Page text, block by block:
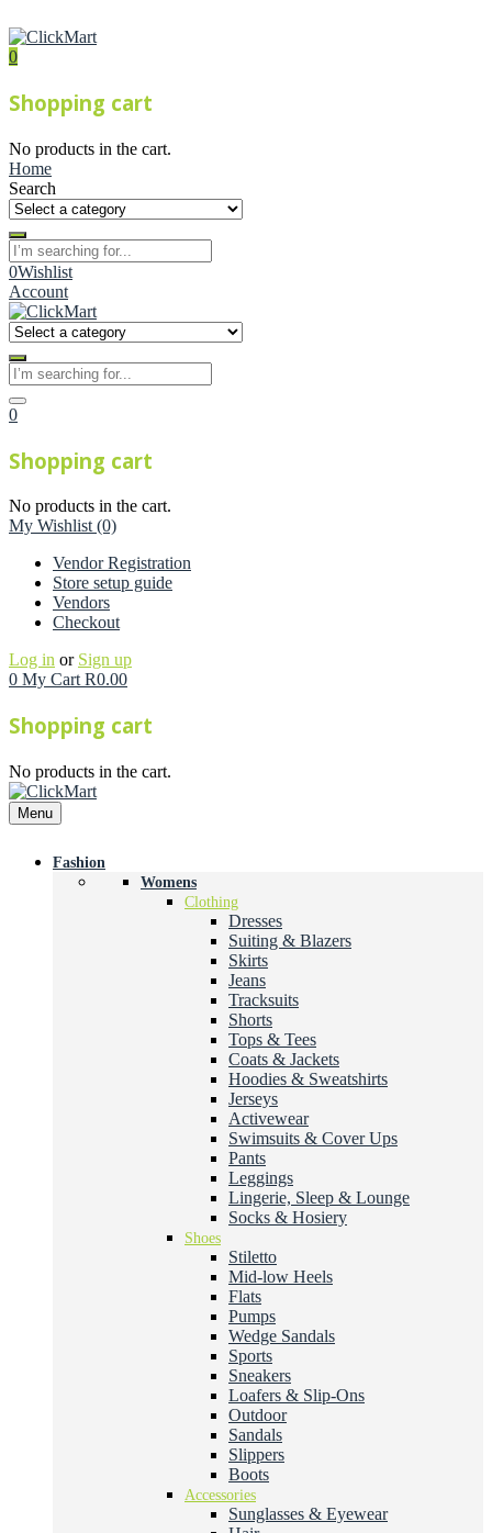
0
Shopping cart
No products in the cart.
Home
Search
0Wishlist
Account
0
Shopping cart
No products in the cart.
My Wishlist (0)
Vendor Registration
Store setup guide
Vendors
Checkout
Log in or Sign up
0 My Cart R0.00
Shopping cart
No products in the cart.
Menu
Fashion
Womens
Clothing
Dresses
Suiting & Blazers
Skirts
Jeans
Tracksuits
Shorts
Tops & Tees
Coats & Jackets
Hoodies & Sweatshirts
Jerseys
Activewear
Swimsuits & Cover Ups
Pants
Leggings
Lingerie, Sleep & Lounge
Socks & Hosiery
Shoes
Stiletto
Mid-low Heels
Flats
Pumps
Wedge Sandals
Sports
Sneakers
Loafers & Slip-Ons
Outdoor
Sandals
Slippers
Boots
Accessories
Sunglasses & Eyewear